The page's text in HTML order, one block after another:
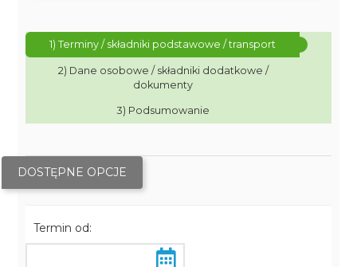
1) Terminy / składniki podstawowe / transport
2) Dane osobowe / składniki dodatkowe /
dokumenty
3) Podsumowanie
DOSTĘPNE OPCJE
Termin od: